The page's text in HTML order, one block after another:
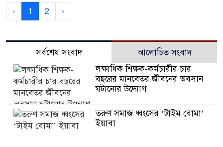
‹ 1 2 ›
সর্বশেষ সংবাদ
আলোচিত সংবাদ
লক্ষাধিক শিক্ষক-কর্মচারীর চার
বছরের মানবেতর জীবনের অবসান
ঘটানোর উদ্যোগ
তরুণ সমাজ ধ্বংসের ‘টাইম বোমা’
ইয়াবা